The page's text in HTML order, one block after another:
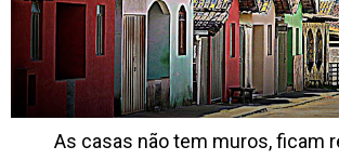
As casas não tem muros, ficam